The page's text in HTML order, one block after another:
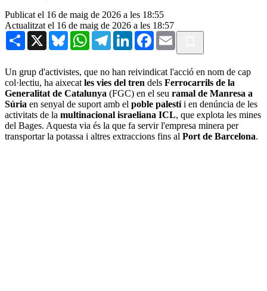
Publicat el 16 de maig de 2026 a les 18:55
Actualitzat el 16 de maig de 2026 a les 18:57
Share X BlueskyWhatsAppTelegramLinkedInFacebook
Email
Un grup d'activistes, que no han reivindicat l'acció en nom de cap
col·lectiu, ha aixecat les vies del tren dels Ferrocarrils de la
Generalitat de Catalunya (FGC) en el seu ramal de Manresa a
Súria en senyal de suport amb el poble palestíi en denúncia de les
activitats de la multinacional israeliana ICL, que explota les mines
del Bages. Aquesta via és la que fa servir l'empresa minera per
transportar la potassa i altres extraccions fins al Port de Barcelona.